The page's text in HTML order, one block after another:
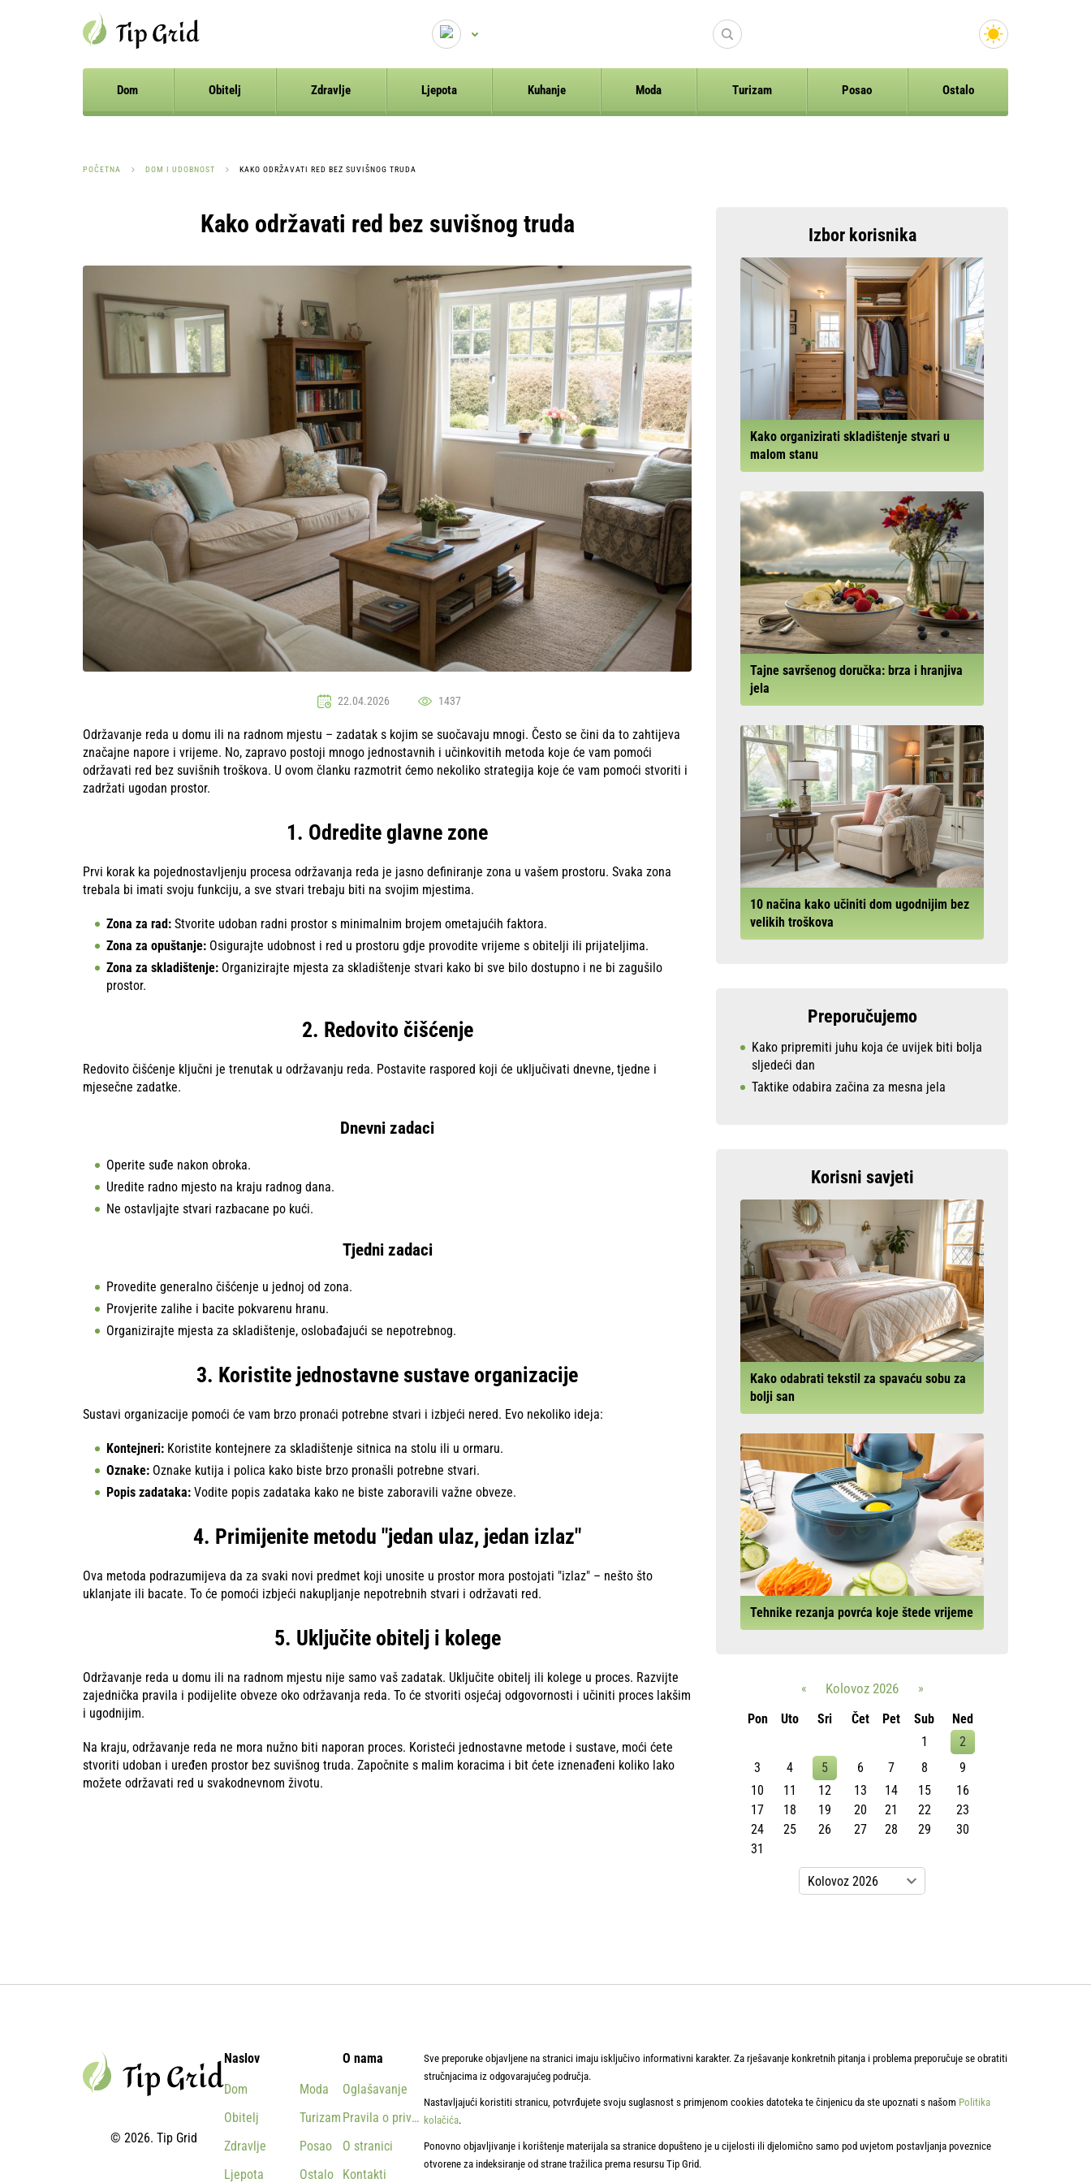
Dom Obitelj Zdravlje Ljepota Kuhanje Moda Turizam Posao Ostalo
POČETNA DOM I UDOBNOST KAKO ODRŽAVATI RED BEZ SUVIŠNOG TRUDA
Kako održavati red bez suvišnog truda
22.04.2026 1437
Održavanje reda u domu ili na radnom mjestu – zadatak s kojim se suočavaju mnogi. Često se čini da to zahtijeva
značajne napore i vrijeme. No, zapravo postoji mnogo jednostavnih i učinkovitih metoda koje će vam pomoći
održavati red bez suvišnih troškova. U ovom članku razmotrit ćemo nekoliko strategija koje će vam pomoći stvoriti i
zadržati ugodan prostor.
1. Odredite glavne zone
Prvi korak ka pojednostavljenju procesa održavanja reda je jasno definiranje zona u vašem prostoru. Svaka zona
trebala bi imati svoju funkciju, a sve stvari trebaju biti na svojim mjestima.
Zona za rad: Stvorite udoban radni prostor s minimalnim brojem ometajućih faktora.
Zona za opuštanje: Osigurajte udobnost i red u prostoru gdje provodite vrijeme s obitelji ili prijateljima.
Zona za skladištenje: Organizirajte mjesta za skladištenje stvari kako bi sve bilo dostupno i ne bi zagušilo
prostor.
2. Redovito čišćenje
Redovito čišćenje ključni je trenutak u održavanju reda. Postavite raspored koji će uključivati dnevne, tjedne i
mjesečne zadatke.
Dnevni zadaci
Operite suđe nakon obroka.
Uredite radno mjesto na kraju radnog dana.
Ne ostavljajte stvari razbacane po kući.
Tjedni zadaci
Provedite generalno čišćenje u jednoj od zona.
Provjerite zalihe i bacite pokvarenu hranu.
Organizirajte mjesta za skladištenje, oslobađajući se nepotrebnog.
3. Koristite jednostavne sustave organizacije
Sustavi organizacije pomoći će vam brzo pronaći potrebne stvari i izbjeći nered. Evo nekoliko ideja:
Kontejneri: Koristite kontejnere za skladištenje sitnica na stolu ili u ormaru.
Oznake: Oznake kutija i polica kako biste brzo pronašli potrebne stvari.
Popis zadataka: Vodite popis zadataka kako ne biste zaboravili važne obveze.
4. Primijenite metodu "jedan ulaz, jedan izlaz"
Ova metoda podrazumijeva da za svaki novi predmet koji unosite u prostor mora postojati "izlaz" – nešto što
uklanjate ili bacate. To će pomoći izbjeći nakupljanje nepotrebnih stvari i održavati red.
5. Uključite obitelj i kolege
Održavanje reda u domu ili na radnom mjestu nije samo vaš zadatak. Uključite obitelj ili kolege u proces. Razvijte
zajednička pravila i podijelite obveze oko održavanja reda. To će stvoriti osjećaj odgovornosti i učiniti proces lakšim
i ugodnijim.
Na kraju, održavanje reda ne mora nužno biti naporan proces. Koristeći jednostavne metode i sustave, moći ćete
stvoriti udoban i uređen prostor bez suvišnog truda. Započnite s malim koracima i bit ćete iznenađeni koliko lako
možete održavati red u svakodnevnom životu.
Izbor korisnika
Kako organizirati skladištenje stvari u
malom stanu
Tajne savršenog doručka: brza i hranjiva
jela
10 načina kako učiniti dom ugodnijim bez
velikih troškova
Preporučujemo
Kako pripremiti juhu koja će uvijek biti bolja
sljedeći dan
Taktike odabira začina za mesna jela
Korisni savjeti
Kako odabrati tekstil za spavaću sobu za
bolji san
Tehnike rezanja povrća koje štede vrijeme
« Kolovoz 2026
»
Pon
Uto Sri Čet Pet Sub
Ned
1
2
3
4 5 6 7 8
9
10
11 12 13 14 15
16
17
18 19 20 21 22
23
24
25 26 27 28 29
30
31
© 2026. Tip Grid
Naslov
Dom
Obitelj
Zdravlje
Ljepota
Moda
Turizam
Posao
Ostalo
O nama
Oglašavanje
Pravila o privatnosti
O stranici
Kontakti
Sve preporuke objavljene na stranici imaju isključivo informativni karakter. Za rješavanje konkretnih pitanja i problema preporučuje se obratiti
stručnjacima iz odgovarajućeg područja.
Nastavljajući koristiti stranicu, potvrđujete svoju suglasnost s primjenom cookies datoteka te činjenicu da ste upoznati s našom Politika
kolačića.
Ponovno objavljivanje i korištenje materijala sa stranice dopušteno je u cijelosti ili djelomično samo pod uvjetom postavljanja poveznice
otvorene za indeksiranje od strane tražilica prema resursu Tip Grid.